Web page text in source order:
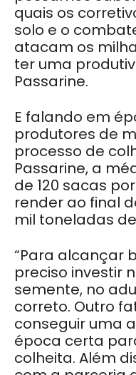
quais os
solo e o
atacam os
ter uma
Passarine.
E falando em
produtores de
processo de
Passarine, a
de 120 sacas
render ao final
mil toneladas
“Para alcançar
preciso investir
semente, no
correto. Outro
conseguir uma
época certa
colheita. Além